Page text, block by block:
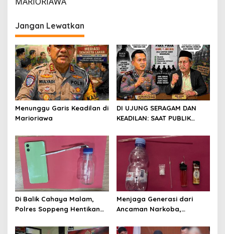
Jangan Lewatkan
Menunggu Garis Keadilan di
Marioriawa
DI UJUNG SERAGAM DAN
KEADILAN: SAAT PUBLIK
SENGKETA KEBUN DI
MARIORIAWA
Di Balik Cahaya Malam,
Polres Soppeng Hentikan
Menjaga Generasi dari
Ancaman Narkoba,
Soppeng Ringkus Tiga